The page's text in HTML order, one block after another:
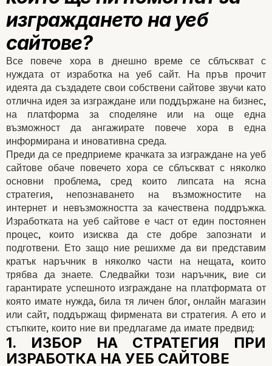
Кои са основните
които ще ни
изграждането на уеб
сайтове?
Все повече хора в днешно време се сблъскват с
нуждата от изработка на уеб сайт. На пръв прочит
идеята да създадете свои собствени сайтове звучи като
отлична идея за изграждане или поддържане на бизнес,
на платформа за споделяне или на още една
възможност да ангажирате повече хора в една
информирана и иновативна среда.
Преди да се предприеме крачката за изграждане на уеб
сайтове обаче повечето хора се сблъскват с няколко
основни проблема, сред които липсата на ясна
стратегия, непознаването на възможностите на
интернет и невъзможността за качествена поддръжка.
Изработката на уеб сайтове е част от един постоянен
процес, които изисква да сте добре запознати и
подготвени. Ето защо ние решихме да ви представим
кратък наръчник в няколко части на нещата, които
трябва да знаете. Следвайки този наръчник, вие си
гарантирате успешното изграждане на платформата от
която имате нужда, била тя личен блог, онлайн магазин
или сайт, поддържащ фирмената ви стратегия. А ето и
стъпките, които ние ви предлагаме да имате предвид: